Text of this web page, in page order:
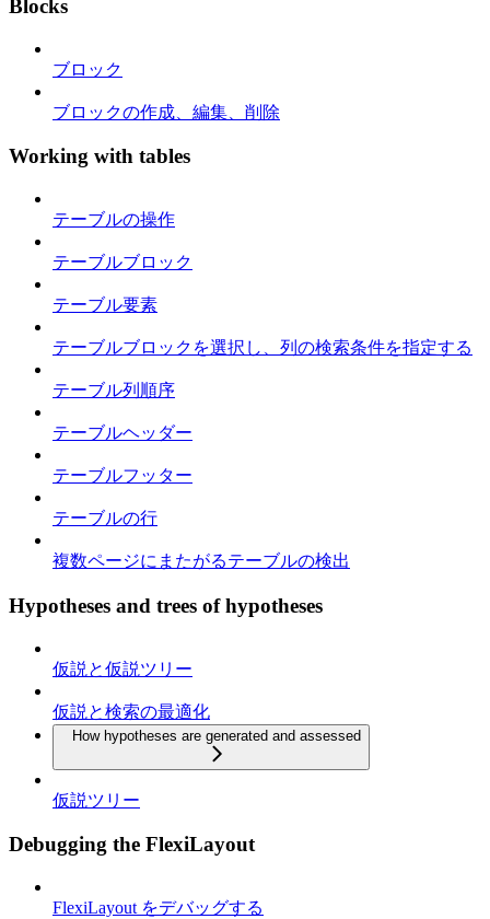
Blocks
ブロック
ブロックの作成、編集、削除
Working with tables
テーブルの操作
テーブルブロック
テーブル要素
テーブルブロックを選択し、列の検索条件を指定する
テーブル列順序
テーブルヘッダー
テーブルフッター
テーブルの行
複数ページにまたがるテーブルの検出
Hypotheses and trees of hypotheses
仮説と仮説ツリー
仮説と検索の最適化
How hypotheses are generated and assessed
仮説ツリー
Debugging the FlexiLayout
FlexiLayout をデバッグする